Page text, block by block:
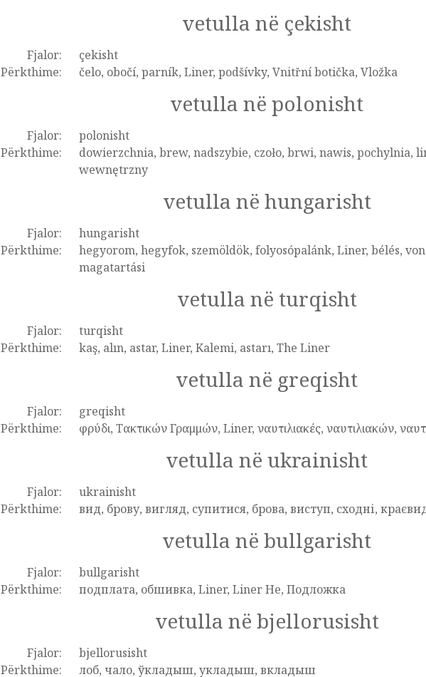
vetulla në çekisht
Fjalor:
çekisht
Përkthime:
čelo, obočí, parník, Liner, podšívky, Vnitřní botička, Vložka
vetulla në polonisht
Fjalor:
polonisht
Përkthime:
dowierzchnia, brew, nadszybie, czoło, brwi, nawis, pochylnia,
wewnętrzny
vetulla në hungarisht
Fjalor:
hungarisht
Përkthime:
hegyorom, hegyfok, szemöldök, folyosópalánk, Liner, bélés,
magatartási
vetulla në turqisht
Fjalor:
turqisht
Përkthime:
kaş, alın, astar, Liner, Kalemi, astarı, The Liner
vetulla në greqisht
Fjalor:
greqisht
Përkthime:
φρύδι, Τακτικών Γραμμών, Liner, ναυτιλιακές, ναυτιλιακών,
vetulla në ukrainisht
Fjalor:
ukrainisht
Përkthime:
вид, брову, вигляд, супитися, брова, виступ, сходні,
vetulla në bullgarisht
Fjalor:
bullgarisht
Përkthime:
подплата, обшивка, Liner, Liner Не, Подложка
vetulla në bjellorusisht
Fjalor:
bjellorusisht
Përkthime:
лоб, чало, ўкладыш, укладыш, вкладыш